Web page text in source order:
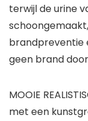
terwijl de urine
brandpreventie
geen brand
MOOIE
met een